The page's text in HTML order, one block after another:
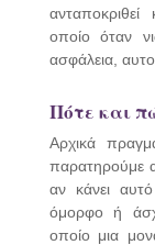
οποίο όταν
ασφάλεια,
Πότε και
Αρχικά
παρατηρούμε
αν κάνει
όμορφο ή
οποίο μια